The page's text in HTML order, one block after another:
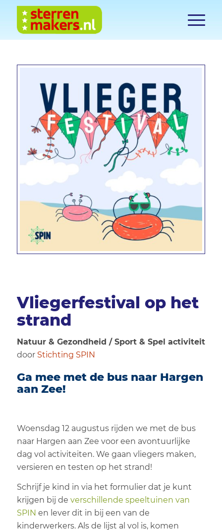
Vliegerfestival op het
strand
Natuur & Gezondheid / Sport & Spel activiteit
door Stichting SPIN
Ga mee met de bus naar Hargen
aan Zee!
Woensdag 12 augustus rijden we met de bus
naar Hargen aan Zee voor een avontuurlijke
dag vol activiteiten. We gaan vliegers maken,
versieren en testen op het strand!
Schrijf je kind in via het formulier dat je kunt
krijgen bij de verschillende speeltuinen van
SPIN en lever dit in bij een van de
kinderwerkers. Als de lijst al vol is, komen